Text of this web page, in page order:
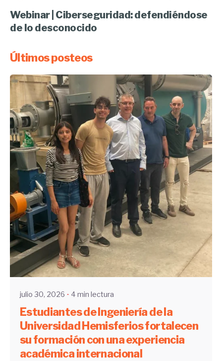
Webinar | Ciberseguridad: defendiéndose
de lo desconocido
Últimos posteos
Enviado por
UHE
julio 30, 2026 4 min lectura
Estudiantes de Ingeniería de la
Universidad Hemisferios fortalecen
su formación con una experiencia
académica internacional